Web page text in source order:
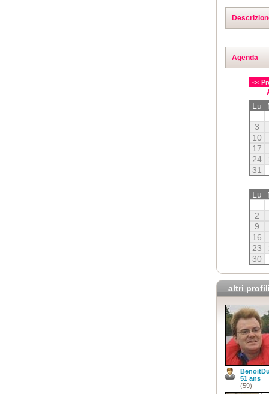
Agenda
<<
Lu
3
10
17
24
31
Lu
2
9
16
23
30
altri
51 ans
(59)